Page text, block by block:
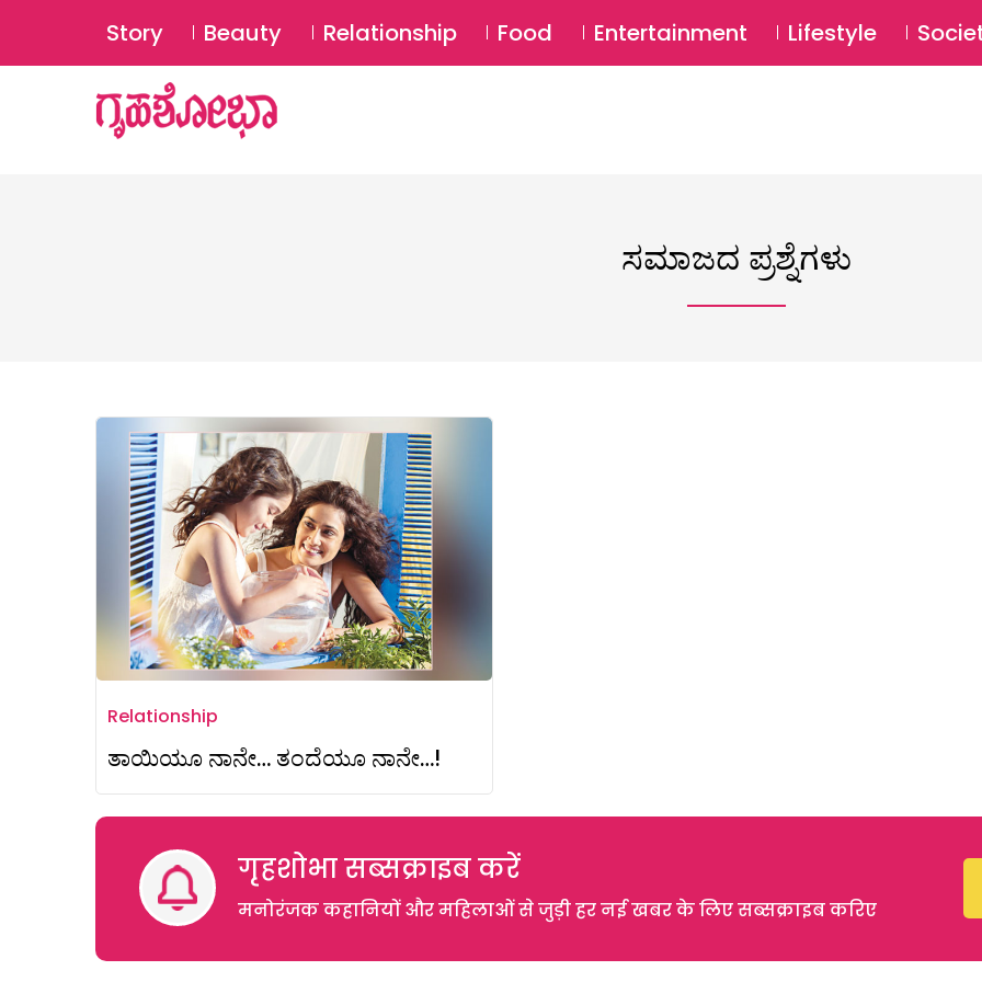
Story Beauty Relationship Food Entertainment Lifestyle
ಸಮಾಜದ ಪ್ರಶ್ನೆಗಳು
Relationship
ತಾಯಿಯೂ ನಾನೇ… ತಂದೆಯೂ ನಾನೇ…!
गृहशोभा सब्सक्राइब करें
मनोरंजक कहानियों और महिलाओं से जुड़ी हर नई खबर के लिए सब्सक्राइब करिए